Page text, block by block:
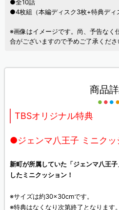
●全10話
●4枚組（本編ディスク3枚+特典ディ
※画像はイメージです。尚、予告なく
合がございますので予めご了承くださ
商品
TBSオリジナル特典
●ジェンマ八王子 ミニクッ
新町が所属していた「ジェンマ八王
したミニクッション！
※サイズは約30×30cmです。
※特典はなくなり次第終了となります